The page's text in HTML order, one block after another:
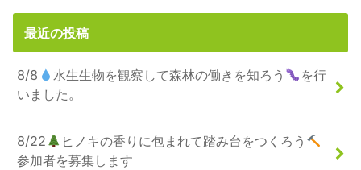
最近の投稿
8/8 水生生物を観察して森林の働きを知ろう
を行
いました。
8/22
ヒノキの香りに包まれて踏み台をつくろう
参加者を募集します